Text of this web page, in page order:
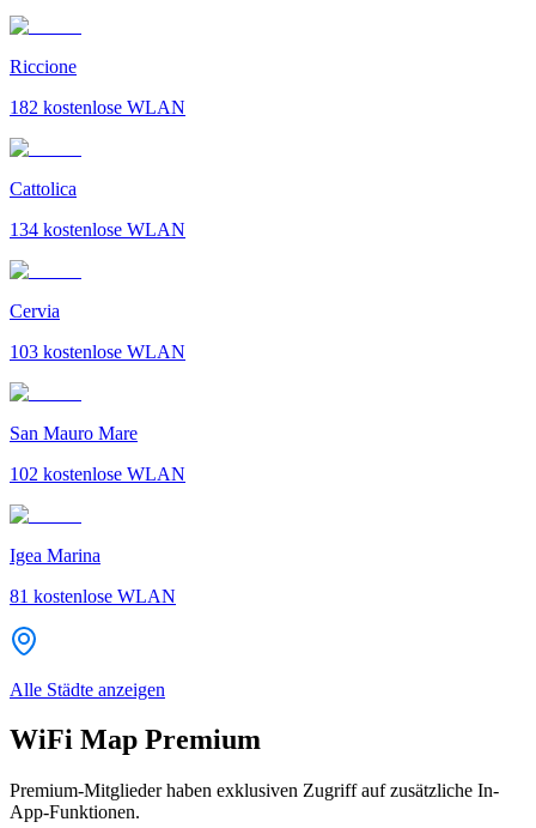
Riccione
182 kostenlose WLAN
Cattolica
134 kostenlose WLAN
Cervia
103 kostenlose WLAN
San Mauro Mare
102 kostenlose WLAN
Igea Marina
81 kostenlose WLAN
Alle Städte anzeigen
WiFi Map Premium
Premium-Mitglieder haben exklusiven Zugriff auf zusätzliche In-
App-Funktionen.